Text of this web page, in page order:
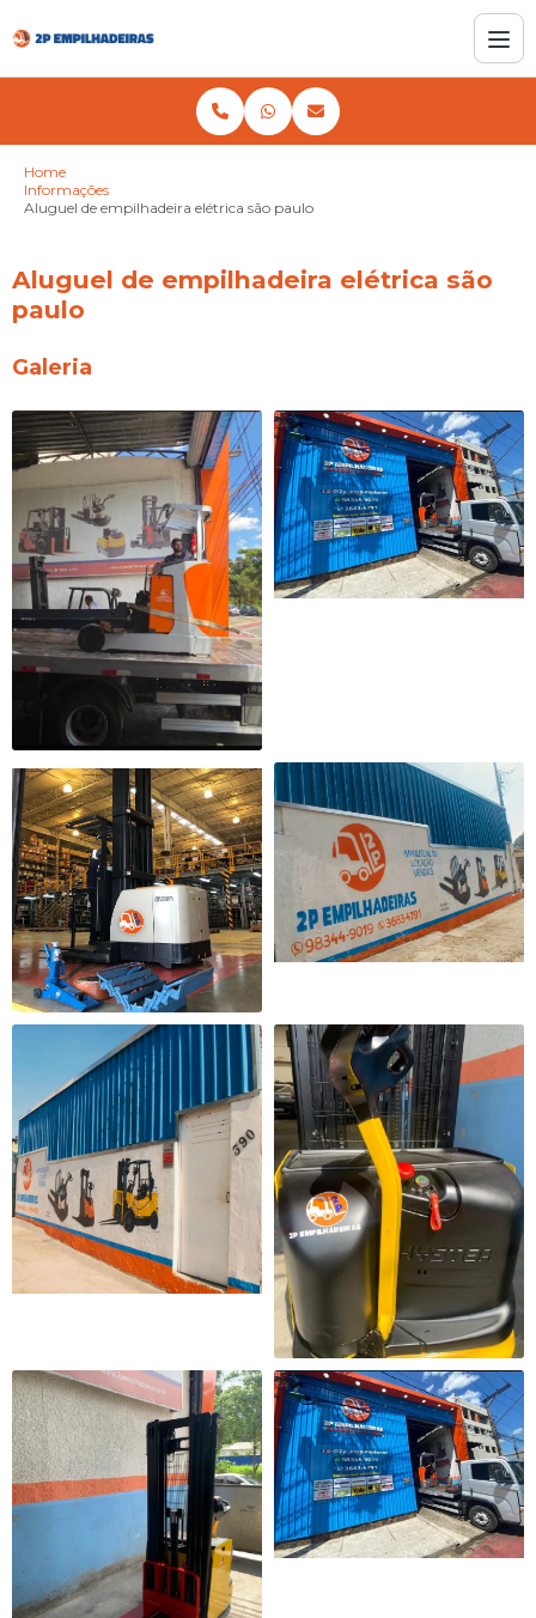
Home
Informações
Aluguel de empilhadeira elétrica são paulo
Aluguel de empilhadeira elétrica são
paulo
Galeria